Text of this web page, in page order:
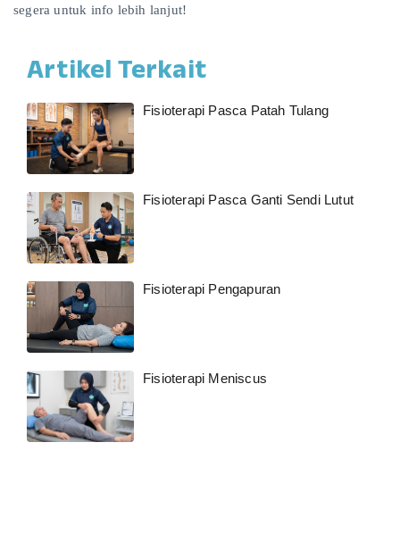
segera untuk info lebih lanjut!
Artikel Terkait
Fisioterapi Pasca Patah Tulang
Fisioterapi Pasca Ganti Sendi Lutut
Fisioterapi Pengapuran
Fisioterapi Meniscus